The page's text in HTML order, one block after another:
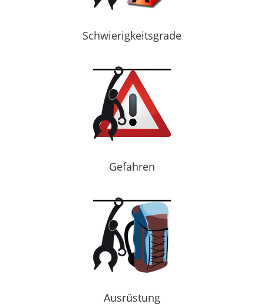
Schwierigkeitsgrade
Gefahren
Ausrüstung